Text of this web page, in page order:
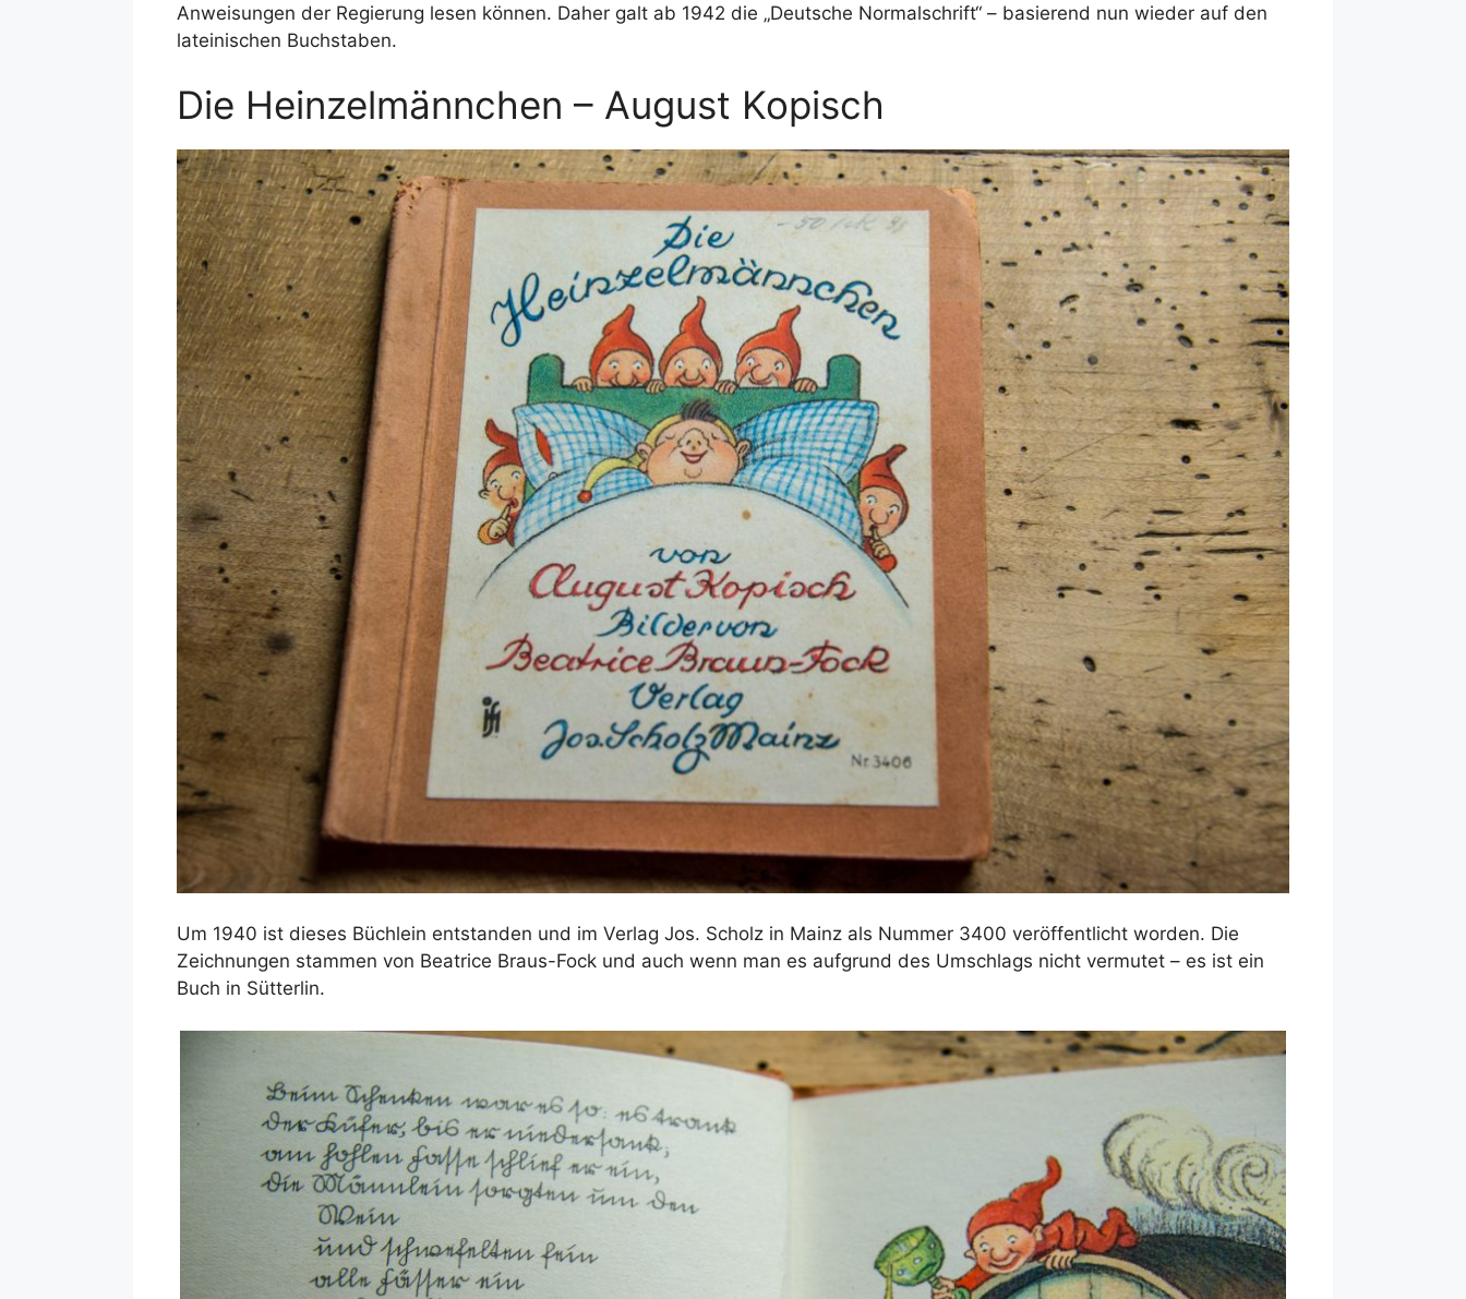
Anweisungen der Regierung lesen können. Daher galt ab 1942 die „Deutsche Normalschrift“ – basierend nun wieder auf den
lateinischen Buchstaben.
Die Heinzelmännchen – August Kopisch
Um 1940 ist dieses Büchlein entstanden und im Verlag Jos. Scholz in Mainz als Nummer 3400 veröffentlicht worden. Die
Zeichnungen stammen von Beatrice Braus-Fock und auch wenn man es aufgrund des Umschlags nicht vermutet – es ist ein
Buch in Sütterlin.